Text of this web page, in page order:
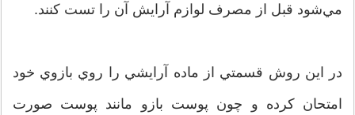
مي‌شود قبل از مصرف لوازم آرايش آن را تست کنند.
در اين روش قسمتي از ماده آرايشي را روي بازوي خود
امتحان کرده و چون پوست بازو مانند پوست صورت